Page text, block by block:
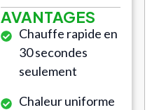
AVANTAGES
Chauffe rapide en
30 secondes
seulement
Chaleur uniforme